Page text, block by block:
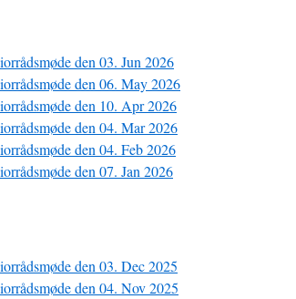
den 03. Jun 2026
den 06. May 2026
den 10. Apr 2026
den 04. Mar 2026
den 04. Feb 2026
den 07. Jan 2026
den 03. Dec 2025
den 04. Nov 2025